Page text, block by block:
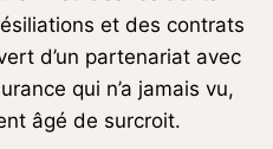
et des contrats
d’un partenariat avec
qui n’a jamais vu,
âgé de surcroit.